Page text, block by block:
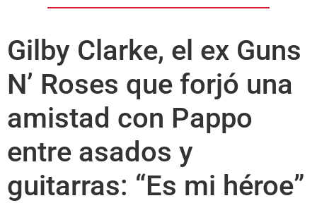
Gilby Clarke, el ex Guns
N’ Roses que forjó una
amistad con Pappo
entre asados y
guitarras: “Es mi héroe”